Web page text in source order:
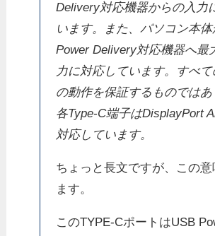
Delivery対応機器からの入力
います。また、パソコン本
Power Delivery対応機器へ最
力に対応しています。すべ
の動作を保証するものではあ
各Type-C端子はDisplayPort
対応しています。
ちょっと長文ですが、この意
ます。
このTYPE-CポートはUSB